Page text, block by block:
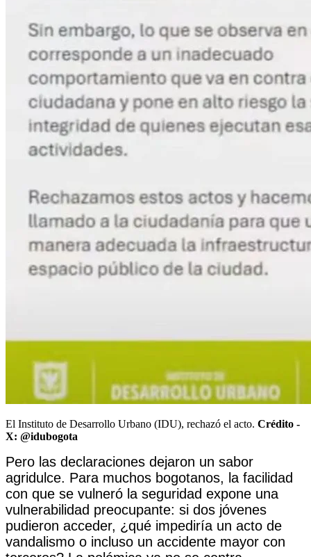
El Instituto de Desarrollo Urbano (IDU), rechazó el acto. Crédito -
X: @idubogota
Pero las declaraciones dejaron un sabor
agridulce. Para muchos bogotanos, la facilidad
con que se vulneró la seguridad expone una
vulnerabilidad preocupante: si dos jóvenes
pudieron acceder, ¿qué impediría un acto de
vandalismo o incluso un accidente mayor con